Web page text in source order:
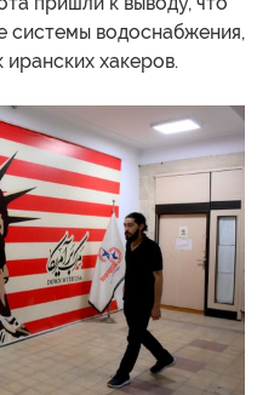
системы водоснабжения,
хакеров.